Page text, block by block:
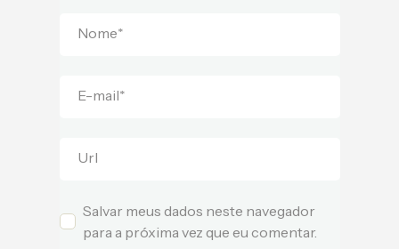
Nome*
E-mail*
Url
Salvar meus dados neste navegador
para a próxima vez que eu comentar.